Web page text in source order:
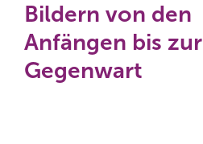
Bildern von den
Anfängen bis zur
Gegenwart